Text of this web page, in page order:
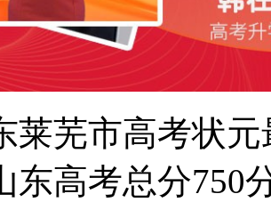
莱芜市高考状
东高考总分750